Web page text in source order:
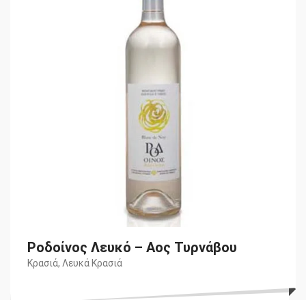
Ροδοίνος Λευκό – Αος Τυρνάβου
Κρασιά, Λευκά Κρασιά